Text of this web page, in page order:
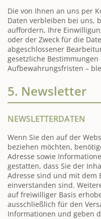
Die von Ihnen an uns per
Daten verbleiben bei uns,
auffordern, Ihre
oder der Zweck für die
abgeschlossener
gesetzliche
Aufbewahrungsfristen –
5. Newsletter
NEWSLETTER­DATEN
Wenn Sie den auf der
beziehen möchten,
Adresse sowie
gestatten, dass Sie der
Adresse sind und mit dem
einverstanden sind.
auf freiwilliger Basis
ausschließlich für den
Informationen und geben